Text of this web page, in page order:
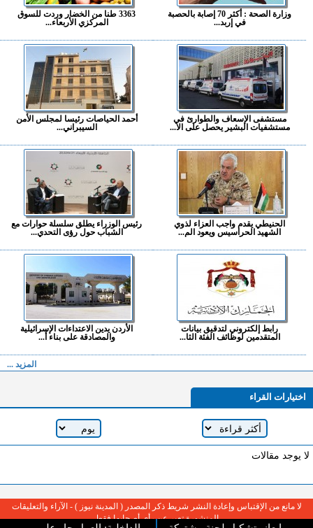
وزارة الصحة : أكثر 70 إصابة بالحصبة
في إربد...
3363 طنا من الخضار وردت للسوق
المركزي الأربعاء...
مستشفى الإسعاف والطوارئ في
مستشفيات البشير يحصل على الا...
أحمد الحياصات رئيسا لمجلس الأمن
السيبراني...
الحنيطي يقدم واجب العزاء لذوي
الشهيد الحراسيس ويعود الم...
رئيس الوزراء يطلق سلسلة حوارات مع
الشباب حول رؤى التحدي...
رابط إلكتروني لتدقيق بيانات
المتقدمين لوظائف الفئة الثا...
الأردن يدين الاعتداءات الإسرائيلية
والمصادقة على بناء أ...
المزيد ...
اختيارات القراء
لا يوجد مقالات
لا مانع من الإقتباس وإعادة النشر شريط ذكر المصدر ( المدينة نيوز ) - الآراء والتعليقات
المنشورة تعبر عن رأي أصحابها فقط